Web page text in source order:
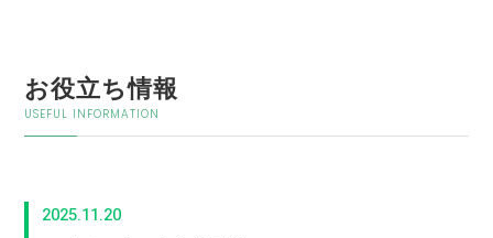
お役立ち情報
USEFUL INFORMATION
2025.11.20